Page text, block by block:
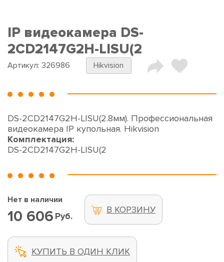
IP видеокамера DS-
2CD2147G2H-LISU(2
Артикул: 326986 Hikvision
DS-2CD2147G2H-LISU(2.8мм). Профессиональная
видеокамера IP купольная. Hikvision
Комплектация:
DS-2CD2147G2H-LISU(2
Нет в наличии
10 606 Руб.
В КОРЗИНУ
КУПИТЬ В ОДИН КЛИК